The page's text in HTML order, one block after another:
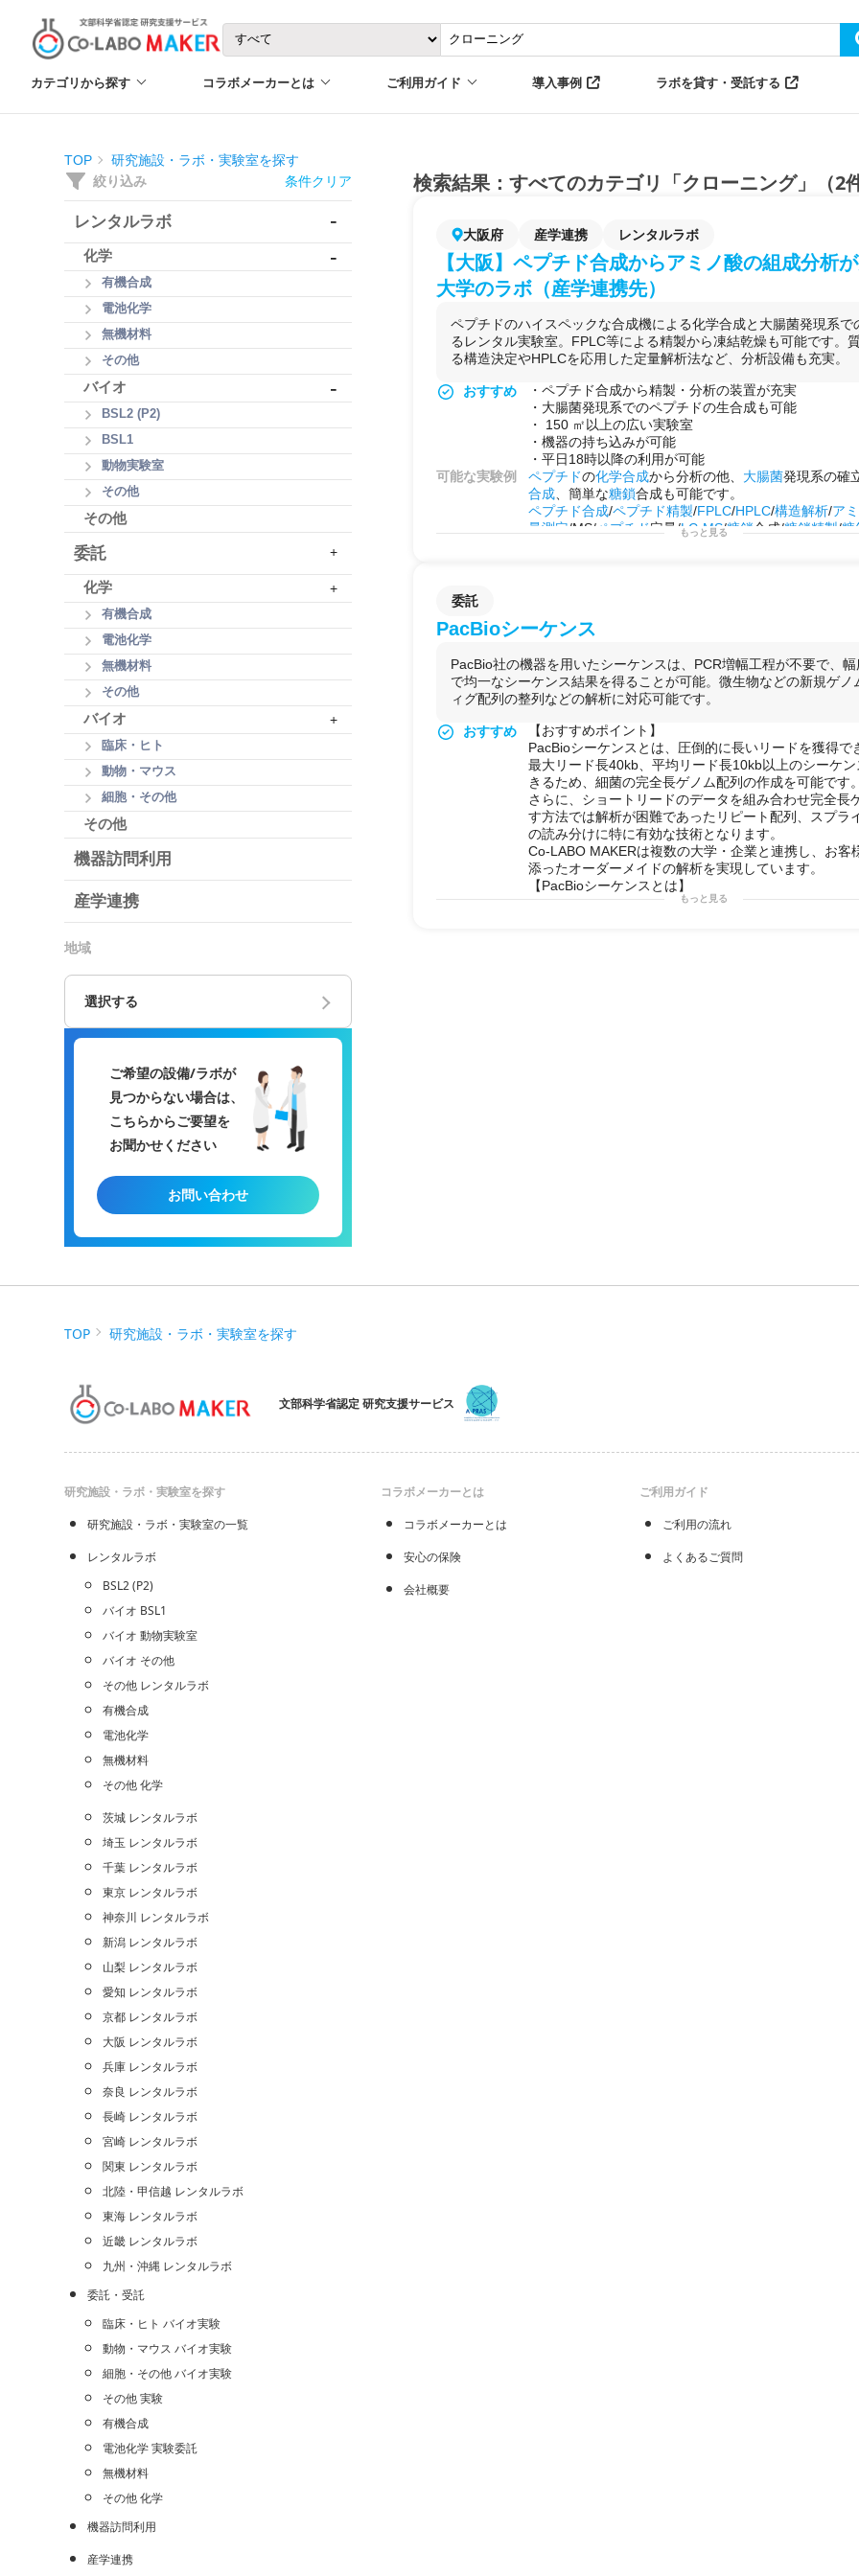
カテゴリから探す コラボメーカーとは ご利用ガイド 導入事例 ラボを貸す・受託する
TOP 研究施設・ラボ・実験室を探す
絞り込み 条件クリア
レンタルラボ -
化学 -
有機合成
電池化学
無機材料
その他
バイオ -
BSL2 (P2)
BSL1
動物実験室
その他
その他
委託 +
化学 +
有機合成
電池化学
無機材料
その他
バイオ +
臨床・ヒト
動物・マウス
細胞・その他
その他
機器訪問利用
産学連携
地域
選択する
ご希望の設備/ラボが
見つからない場合は、
こちらからご要望を
お聞かせください
お問い合わせ
検索結果：すべてのカテゴリ「クローニング」（2件
大阪府 産学連携 レンタルラボ
【大阪】ペプチド合成からアミノ酸の組成分析
大学のラボ（産学連携先）
ペプチドのハイスペックな合成機による化学合成と大腸菌発現系で
るレンタル実験室。FPLC等による精製から凍結乾燥も可能です。
る構造決定やHPLCを応用した定量解析法など、分析設備も充実。
おすすめ
・ペプチド合成から精製・分析の装置が充実
・大腸菌発現系でのペプチドの生合成も可能
・ 150 ㎡以上の広い実験室
・機器の持ち込みが可能
・平日18時以降の利用が可能
可能な実験例
ペプチドの化学合成から分析の他、 大腸菌発現系の確
合成 、簡単な糖鎖合成も可能です。
ペプチド合成/ペプチド精製/FPLC/HPLC/構造解析/ア
量測定/MS/ ペプチド定量/LC-MS/糖鎖 合成/糖鎖精製/糖
・ペプチド合成
・自社で行えないサイドプロジェクトを行う場として
もっと見る
委託
PacBioシーケンス
PacBio社の機器を用いたシーケンスは、PCR増幅工程が不要で、
で均一なシーケンス結果を得ることが可能。微生物などの新規ゲノ
ィグ配列の整列などの解析に対応可能です。
おすすめ
【おすすめポイント】
PacBioシーケンスとは、圧倒的に長いリードを獲得で
最大リード長40kb、平均リード長10kb以上のシーケ
きるため、細菌の完全長ゲノム配列の作成を可能です。
さらに、ショートリードのデータを組み合わせ完全長
す方法では解析が困難であったリピート配列、スプラ
の読み分けに特に有効な技術となります。
Co-LABO MAKERは複数の大学・企業と連携し、お客
添ったオーダーメイドの解析を実現しています。
【PacBioシーケンスとは】
PacBio社のシーケンス技術はSMRT(single molecule
もっと見る
TOP 研究施設・ラボ・実験室を探す
文部科学省認定 研究支援サービス
研究施設・ラボ・実験室を探す
研究施設・ラボ・実験室の一覧
レンタルラボ
BSL2 (P2)
バイオ BSL1
バイオ 動物実験室
バイオ その他
その他 レンタルラボ
有機合成
電池化学
無機材料
その他 化学
茨城 レンタルラボ
埼玉 レンタルラボ
千葉 レンタルラボ
東京 レンタルラボ
神奈川 レンタルラボ
新潟 レンタルラボ
山梨 レンタルラボ
愛知 レンタルラボ
京都 レンタルラボ
大阪 レンタルラボ
兵庫 レンタルラボ
奈良 レンタルラボ
長崎 レンタルラボ
宮崎 レンタルラボ
関東 レンタルラボ
北陸・甲信越 レンタルラボ
東海 レンタルラボ
近畿 レンタルラボ
九州・沖縄 レンタルラボ
委託・受託
臨床・ヒト バイオ実験
動物・マウス バイオ実験
細胞・その他 バイオ実験
その他 実験
有機合成
電池化学 実験委託
無機材料
その他 化学
機器訪問利用
産学連携
コラボメーカーとは
コラボメーカーとは
安心の保険
会社概要
ご利用ガイド
ご利用の流れ
よくあるご質問